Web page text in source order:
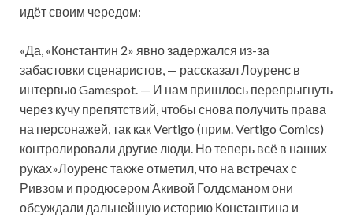
идёт своим чередом:
«Да, «Константин 2» явно задержался из-за
забастовки сценаристов, — рассказал Лоуренс в
интервью Gamespot. — И нам пришлось перепрыгнуть
через кучу препятствий, чтобы снова получить права
на персонажей, так как Vertigo (прим. Vertigo Comics)
контролировали другие люди. Но теперь всё в наших
руках»Лоуренс также отметил, что на встречах с
Ривзом и продюсером Акивой Голдсманом они
обсуждали дальнейшую историю Константина и